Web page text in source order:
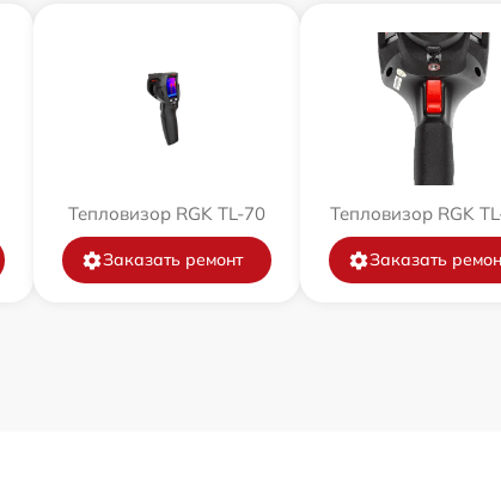
Тепловизор RGK TL-70
Заказать ремонт
Тепловизор RGK
Заказать